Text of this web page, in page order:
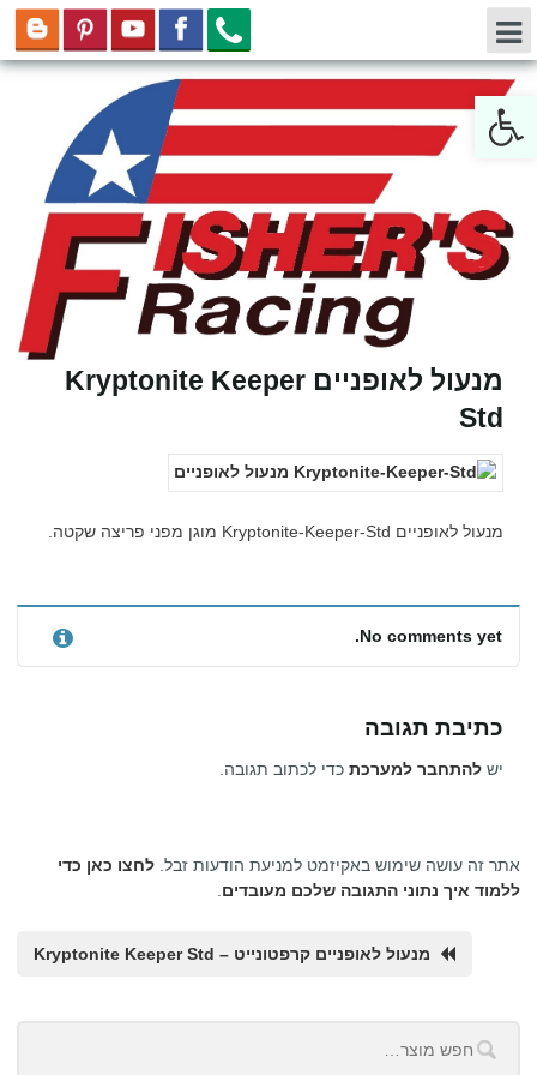
מנעול לאופניים Kryptonite Keeper
Std
מנעול לאופניים Kryptonite-Keeper-Std מוגן מפני פריצה שקטה.
No comments yet.
כתיבת תגובה
יש להתחבר למערכת כדי לכתוב תגובה.
אתר זה עושה שימוש באקיזמט למניעת הודעות זבל. לחצו כאן כדי
ללמוד איך נתוני התגובה שלכם מעובדים.
מנעול לאופניים קרפטונייט – Kryptonite Keeper Std